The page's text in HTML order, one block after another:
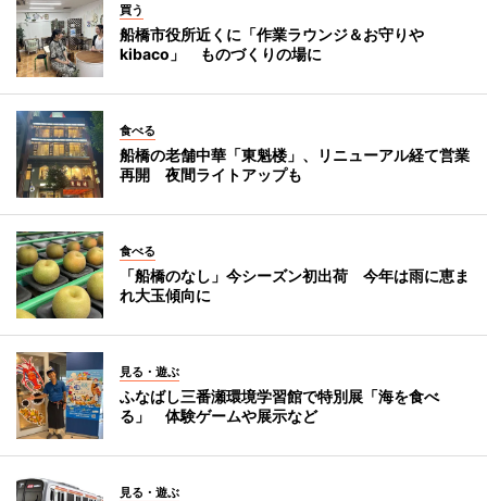
買う
船橋市役所近くに「作業ラウンジ＆お守りや
kibaco」 ものづくりの場に
食べる
船橋の老舗中華「東魁楼」、リニューアル経て営業
再開 夜間ライトアップも
食べる
「船橋のなし」今シーズン初出荷 今年は雨に恵ま
れ大玉傾向に
見る・遊ぶ
ふなばし三番瀬環境学習館で特別展「海を食べ
る」 体験ゲームや展示など
見る・遊ぶ